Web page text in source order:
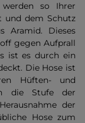
so Ihrer
und dem Schutz
Aramid. Dieses
gegen Aufprall
ist es durch ein
Die Hose ist
Hüften- und
die Stufe der
der
Hose zum